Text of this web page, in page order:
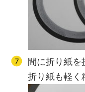
間に折り紙を
折り紙も軽く